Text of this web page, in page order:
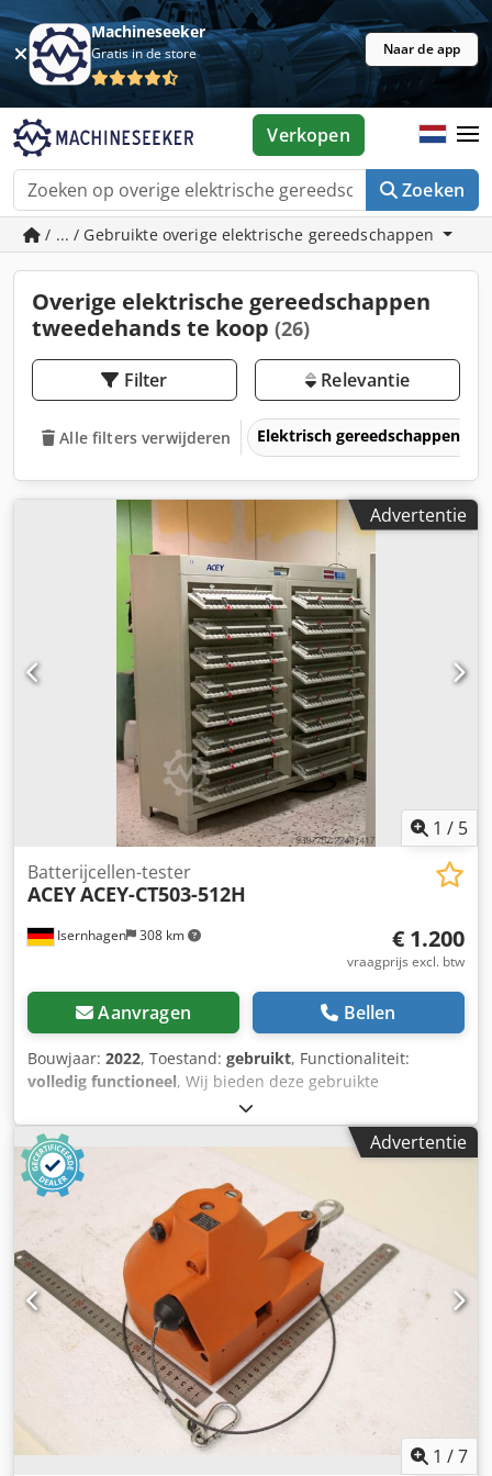
Machineseeker
Gratis in de store Naar de app
Zoeken
Verkopen
/ ... / Gebruikte overige elektrische gereedschappen
Overige elektrische gereedschappen
tweedehands te koop (26)
Filter Relevantie
Alle filters verwijderen Elektrisch gereedschappen
Advertentie
1 / 5
Isernhagen 308 km
Batterijcellen-tester
ACEYACEY-CT503-512H
€ 1.200
vraagprijs excl. btw
Aanvragen Bellen
Bouwjaar: 2022, Toestand: gebruikt, Functionaliteit:
volledig functioneel, Wij bieden deze gebruikte
batterijceltestmachine, bouwjaar 2022, te koop aan. ACEY-
CT503-512H batterijcelclassificatiemachine /
batterijceltestapparaat Te koop aangeboden: een
professionele ACEY-CT503-512H
batterijcelclassificatiemachine voor het testen en sorteren
van batterijcellen. De installatie is oorspronkelijk geleverd
door Xiamen ACEY New Energy Technology Co., Ltd.
Technische specificaties Fabrikant: ACEY Model: ACEY-
CT503-512H Type apparaat: Batterijcelclassificatiemachine
Bouwjaar: 2022 (leverdatum volgens factuur: 12-09-2022)
Locatie: Duitsland / Isernhagen Staat: Gebruikt, volledig
operationeel Toepassingsgebieden Batterijceltest
Capaciteitsmeting Celselectie en -sortering Onderzoek en
ontwikkeling Batterijproductie Kwaliteitscontrole
Leveringsomvang ACEY-CT503-512H hoofdtoestel Prijs: €
1200 (De aankoopprijs is exclusief btw en eventuele
Advertentie
1 /7